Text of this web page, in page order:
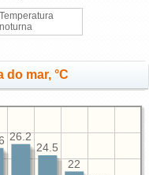
Temperatura
noturna
do mar, °C
22
24.5
26.2